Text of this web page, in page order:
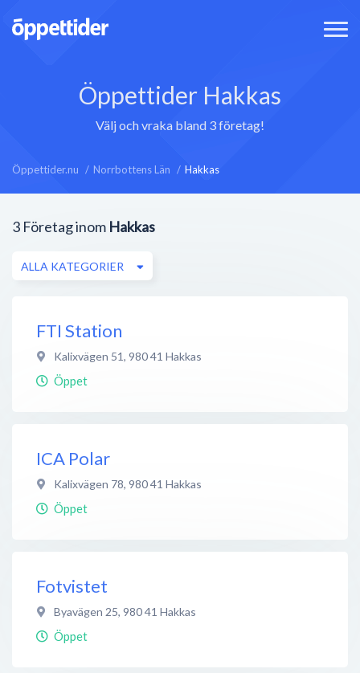
Öppettider Hakkas
Välj och vraka bland 3 företag!
Öppettider.nu Norrbottens Län Hakkas
3 Företag inom Hakkas
ALLA KATEGORIER
FTI Station
Kalixvägen 51, 980 41 Hakkas
Öppet
ICA Polar
Kalixvägen 78, 980 41 Hakkas
Öppet
Fotvistet
Byavägen 25, 980 41 Hakkas
Öppet